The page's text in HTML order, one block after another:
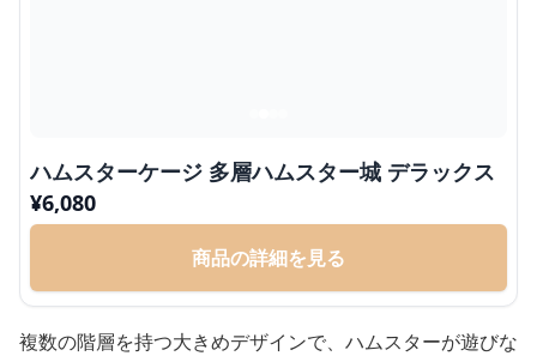
ハムスターケージ 多層ハムスター城 デラックス
¥6,080
商品の詳細を見る
複数の階層を持つ大きめデザインで、ハムスターが遊びな